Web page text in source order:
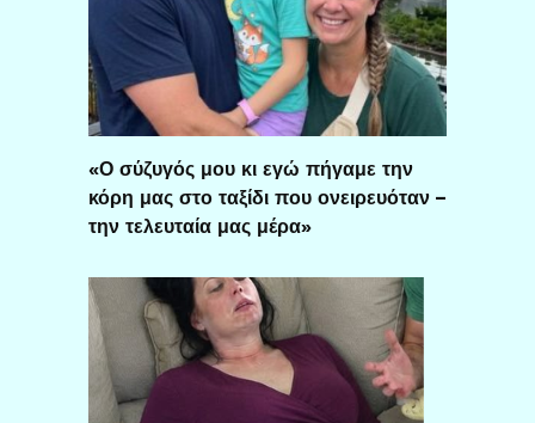
«Ο σύζυγός μου κι εγώ πήγαμε την
κόρη μας στο ταξίδι που ονειρευόταν –
την τελευταία μας μέρα»